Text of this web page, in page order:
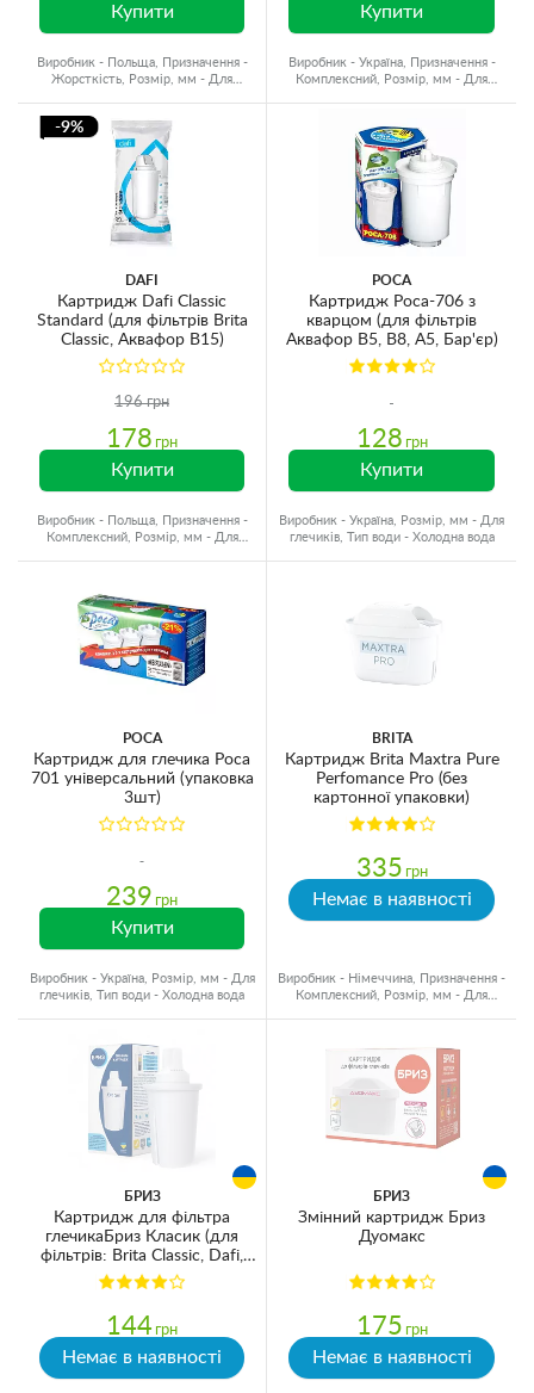
Купити
Виробник - Польща, Призначення -
Жорсткість, Розмір, мм - Для
Купити
Виробник - Україна, Призначення -
Комплексний, Розмір, мм - Для
-9%
DAFI
Картридж Dafi Classic
Standard (для фільтрів Brita
Classic, Аквафор В15)
196 грн
178 грн
Купити
Виробник - Польща, Призначення -
Комплексний, Розмір, мм - Для
РОСА
Картридж Роса-706 з
кварцом (для фільтрів
Аквафор В5, В8, А5, Бар'єр)
128 грн
Купити
Виробник - Україна, Розмір, мм - Для
глечиків, Тип води - Холодна вода
РОСА
Картридж для глечика Роса
701 універсальний (упаковка
3шт)
239 грн
Купити
Виробник - Україна, Розмір, мм - Для
глечиків, Тип води - Холодна вода
BRITA
Картридж Brita Maxtra Pure
Perfomance Pro (без
картонної упаковки)
335 грн
Немає в наявності
Виробник - Німеччина, Призначення -
Комплексний, Розмір, мм - Для
БРИЗ
Картридж для фільтра
глечикаБриз Класик (для
фільтрів: Brita Classic, Dafi,
Ecosoft, Аквафор В15)
144 грн
Немає в наявності
БРИЗ
Змінний картридж Бриз
Дуомакс
175 грн
Немає в наявності